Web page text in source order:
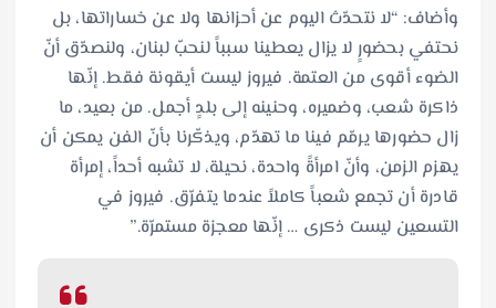
وأضاف: “لا نتحدّث اليوم عن أحزانها ولا عن خساراتها، بل
نحتفي بحضورٍ لا يزال يعطينا سبباً لنحبّ لبنان، ولنصدّق أنّ
الضوء أقوى من العتمة. فيروز ليست أيقونة فقط. إنّها
ذاكرة شعب، وضميره، وحنينه إلى بلدٍ أجمل. من بعيد، ما
زال حضورها يرمّم فينا ما تهدّم، ويذكّرنا بأنّ الفن يمكن أن
يهزم الزمن، وأنّ امرأةً واحدة، نحيلة، لا تشبه أحداً، إمرأة
قادرة أن تجمع شعباً كاملاً عندما يتفرّق. فيروز في
التسعين ليست ذكرى … إنّها معجزة مستمرّة.”